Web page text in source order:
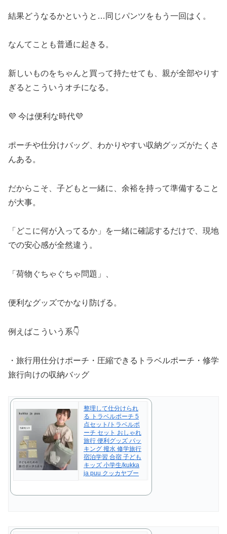
結果どうなるかというと…同じパンツをもう一回はく。
なんてことも普通に起きる。
新しいものをちゃんと買って持たせても、親が全部やりす
ぎるとこういうオチになる。
💜 今は便利な時代💜
ポーチや仕分けバッグ、わかりやすい収納グッズがたくさ
んある。
だからこそ、子どもと一緒に、余裕を持って準備すること
が大事。
「どこに何が入ってるか」を一緒に確認するだけで、現地
での安心感が全然違う。
「荷物ぐちゃぐちゃ問題」、
便利なグッズでかなり防げる。
例えばこういう系👇
・旅行用仕分けポーチ・圧縮できるトラベルポーチ・修学
旅行向けの収納バッグ
整理して仕分けられ
る トラベルポーチ 5
点セット/トラベルポ
ーチ セット おしゃれ
旅行 便利グッズ パッ
キング 撥水 修学旅行
宿泊学習 合宿 子ども
キッズ 小学生/kukka
ja puu クッカヤプー